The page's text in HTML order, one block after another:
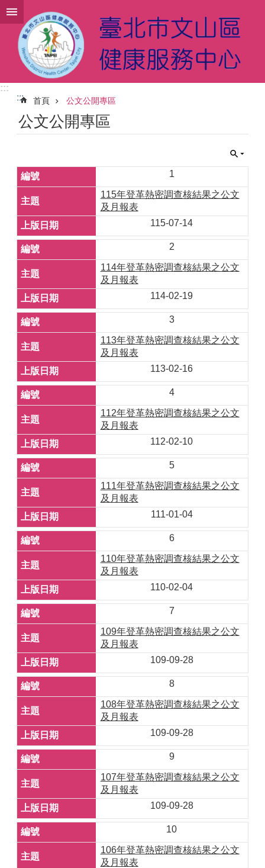
跳到主要內容區塊
:::
:::
首頁 公文公開專區
公文公開專區
1
115年登革熱密調查核結果之公文
及月報表
115-07-14
2
114年登革熱密調查核結果之公文
及月報表
114-02-19
3
113年登革熱密調查核結果之公文
及月報表
113-02-16
4
112年登革熱密調查核結果之公文
及月報表
112-02-10
5
111年登革熱密調查核結果之公文
及月報表
111-01-04
6
110年登革熱密調查核結果之公文
及月報表
110-02-04
7
109年登革熱密調查核結果之公文
及月報表
109-09-28
8
108年登革熱密調查核結果之公文
及月報表
109-09-28
9
107年登革熱密調查核結果之公文
及月報表
109-09-28
10
106年登革熱密調查核結果之公文
及月報表